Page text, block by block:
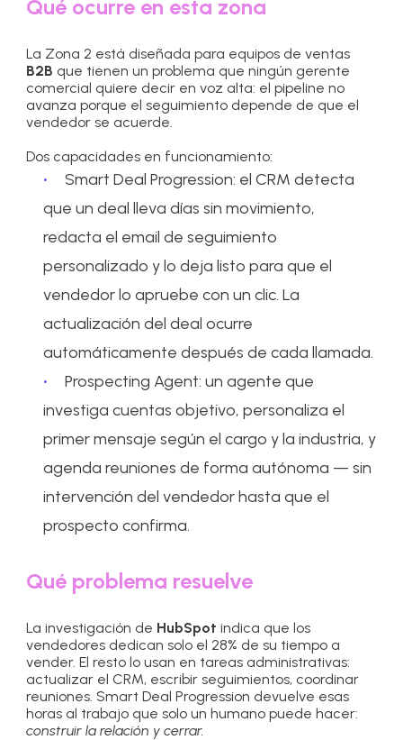
Qué ocurre en esta zona
La Zona 2 está diseñada para equipos de ventas
B2B que tienen un problema que ningún gerente
comercial quiere decir en voz alta: el pipeline no
avanza porque el seguimiento depende de que el
vendedor se acuerde.
Dos capacidades en funcionamiento:
Smart Deal Progression: el CRM detecta
que un deal lleva días sin movimiento,
redacta el email de seguimiento
personalizado y lo deja listo para que el
vendedor lo apruebe con un clic. La
actualización del deal ocurre
automáticamente después de cada llamada.
Prospecting Agent: un agente que
investiga cuentas objetivo, personaliza el
primer mensaje según el cargo y la industria, y
agenda reuniones de forma autónoma — sin
intervención del vendedor hasta que el
prospecto confirma.
Qué problema resuelve
La investigación de HubSpotindica que los
vendedores dedican solo el 28% de su tiempo a
vender. El resto lo usan en tareas administrativas:
actualizar el CRM, escribir seguimientos, coordinar
reuniones. Smart Deal Progression devuelve esas
horas al trabajo que solo un humano puede hacer:
construir la relación y cerrar.